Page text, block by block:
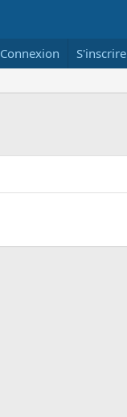
Connexion S'inscrire